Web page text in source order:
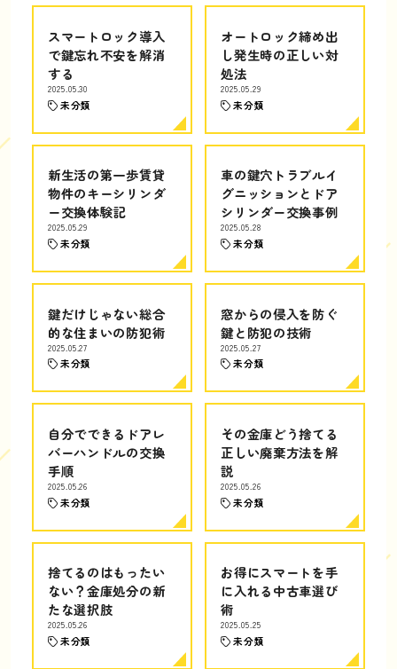
スマートロック導入
で鍵忘れ不安を解消
する
2025.05.30
未分類
オートロック締め出
し発生時の正しい対
処法
2025.05.29
未分類
新生活の第一歩賃貸
物件のキーシリンダ
ー交換体験記
2025.05.29
未分類
車の鍵穴トラブルイ
グニッションとドア
シリンダー交換事例
2025.05.28
未分類
鍵だけじゃない総合
的な住まいの防犯術
2025.05.27
未分類
窓からの侵入を防ぐ
鍵と防犯の技術
2025.05.27
未分類
自分でできるドアレ
バーハンドルの交換
手順
2025.05.26
未分類
その金庫どう捨てる
正しい廃棄方法を解
説
2025.05.26
未分類
捨てるのはもったい
ない？金庫処分の新
たな選択肢
2025.05.26
未分類
お得にスマートを手
に入れる中古車選び
術
2025.05.25
未分類